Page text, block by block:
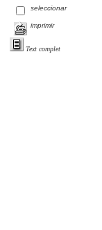
seleccionar
imprimir
Text complet